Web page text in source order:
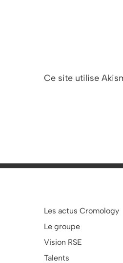
Ce site utilise
Les actus Cromology
Le groupe
Vision RSE
Talents